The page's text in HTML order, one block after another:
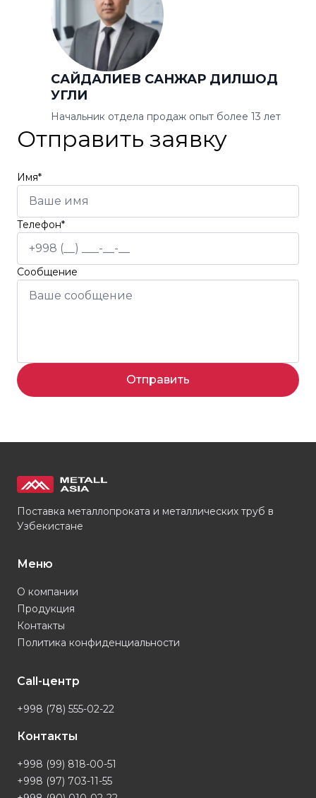
САЙДАЛИЕВ САНЖАР ДИЛШОД
УГЛИ
Начальник отдела продаж опыт более 13 лет
Отправить заявку
Имя*
Телефон*
Сообщение
Отправить
Поставка металлопроката и металлических труб в
Узбекистане
Меню
О компании
Продукция
Контакты
Политика конфиденциальности
Call-центр
+998 (78) 555-02-22
Контакты
+998 (99) 818-00-51
+998 (97) 703-11-55